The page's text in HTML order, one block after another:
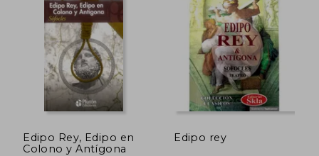
20%
dcto. S/ 23,92
10%
dcto.
Edipo Rey, Edipo en
Colono y Antígona
Edipo rey